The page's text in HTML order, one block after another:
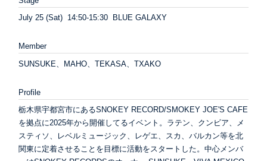
July 25 (Sat) 14:50-15:30 BLUE GALAXY
Member
SUNSUKE、MAHO、TEKASA、TXAKO
Profile
栃木県宇都宮市にあるSNOKEY RECORD/SMOKEY JOE'S CAFE
を拠点に2025年から開催してるイベント。ラテン、クンビア、メ
スティソ、レベルミュージック、レゲエ、スカ、バルカン等を北
関東に定着させることを目標に活動をスタートした。中心メンバ